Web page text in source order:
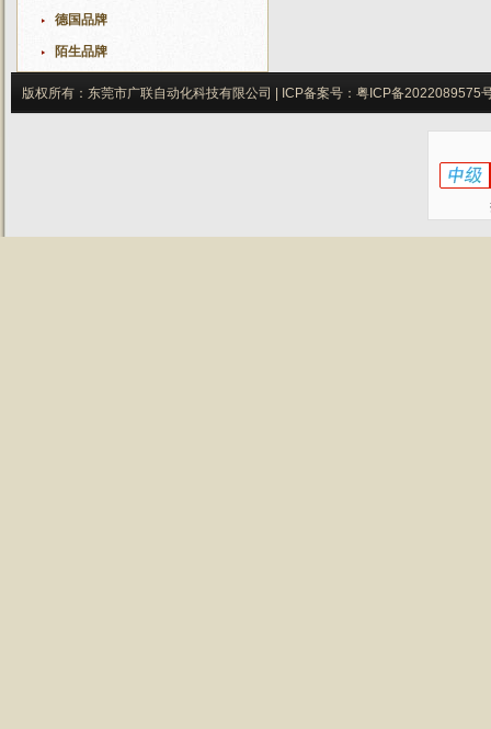
德国品牌
陌生品牌
版权所有：东莞市广联自动化科技有限公司 | ICP备案号： 粤ICP备2022089575